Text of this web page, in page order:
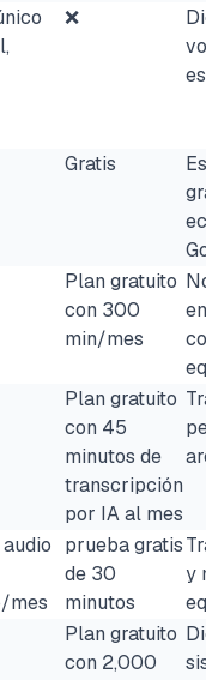
❌
Gratis
Plan gratuito
con 300
min/mes
Plan gratuito
con 45
minutos de
transcripción
por IA al mes
mes
prueba gratis
de 30
minutos
y
Plan gratuito
con 2,000